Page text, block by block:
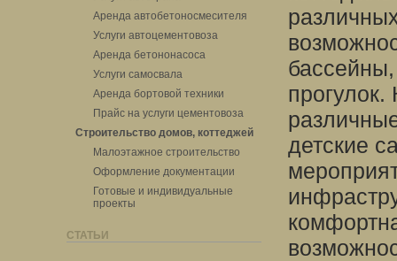
Аренда автобетоносмесителя
Услуги автоцементовоза
Аренда бетононасоса
Услуги самосвала
Аренда бортовой техники
Прайс на услуги цементовоза
Строительство домов, коттеджей
Малоэтажное строительство
Оформление документации
Готовые и индивидуальные
проекты
СТАТЬИ
прогулок.
детские